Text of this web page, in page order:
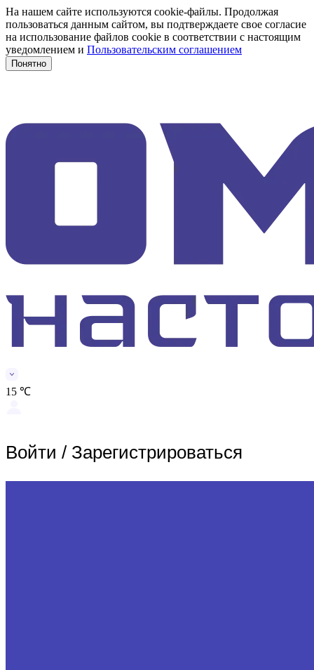
На нашем сайте используются cookie-файлы. Продолжая
пользоваться данным сайтом, вы подтверждаете свое согласие
на использование файлов cookie в соответствии с настоящим
уведомлением и Пользовательским соглашением
Понятно
15 ℃
Войти / Зарегистрироваться